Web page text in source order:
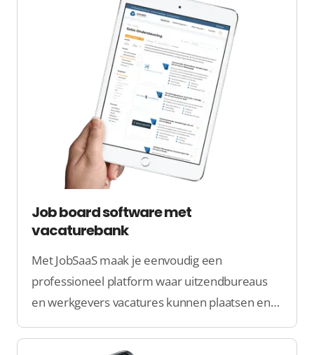
Job board software met
vacaturebank
Met JobSaaS maak je eenvoudig een
professioneel platform waar uitzendbureaus
en werkgevers vacatures kunnen plaatsen en
kunnen vinden.